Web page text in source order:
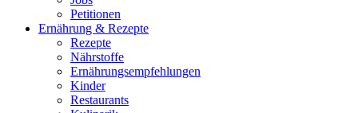
Petitionen
Ernährung & Rezepte
Rezepte
Nährstoffe
Ernährungsempfehlungen
Kinder
Restaurants